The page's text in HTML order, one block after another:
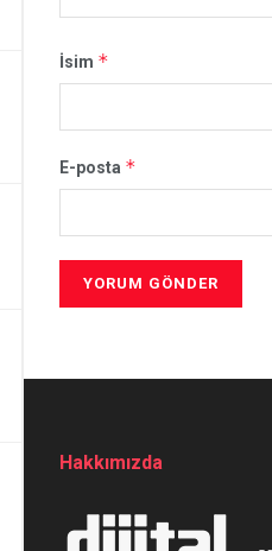
İsim *
E-posta *
Hakkımızda